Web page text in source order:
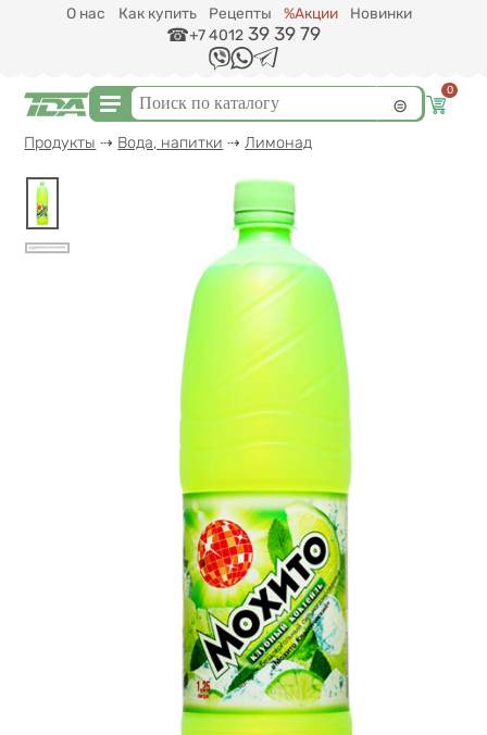
Перейти к основному содержанию
О нас Как купить Рецепты %Акции
Новинки
+7 4012 39 39 79
Форма поиска
Поиск 0
Вы здесь
Продукты ⇢ Вода, напитки ⇢Лимонад